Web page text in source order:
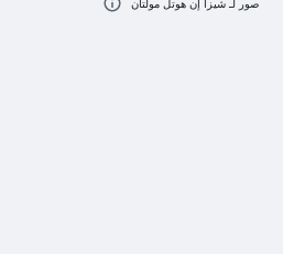
صور لـ شيزا إن هوتل مولتان